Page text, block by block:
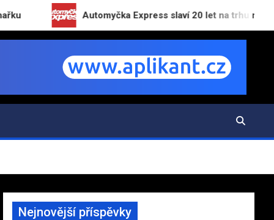
Automyčka Express slaví 20 let na trhu novou
Nejnovější příspěvky